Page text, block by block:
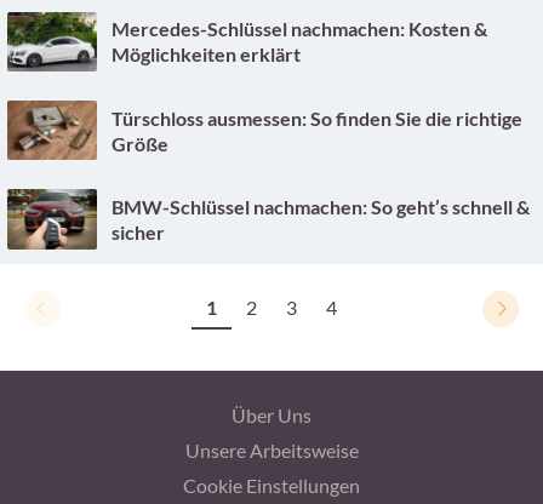
Mercedes-Schlüssel nachmachen: Kosten &
Möglichkeiten erklärt
Türschloss ausmessen: So finden Sie die richtige
Größe
BMW-Schlüssel nachmachen: So geht’s schnell &
sicher
1 2 3 4
Über Uns
Unsere Arbeitsweise
Cookie Einstellungen